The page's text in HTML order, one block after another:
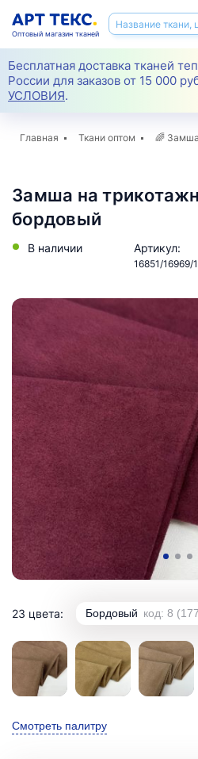
Бесплатная доставка тканей
России для заказов от 15 000
УСЛОВИЯ.
Оптовый магазин тканей
Главная Ткани оптом 🌈 Замша
Замша на
бордовый
В наличии Артикул:
16851/16969/
23 цвета: Бордовый код: 8
Смотреть палитру